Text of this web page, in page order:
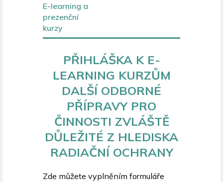
E-learning a
prezenční
kurzy
PŘIHLÁŠKA K E-
LEARNING KURZŮM
DALŠÍ ODBORNÉ
PŘÍPRAVY PRO
ČINNOSTI ZVLÁŠTĚ
DŮLEŽITÉ Z HLEDISKA
RADIAČNÍ OCHRANY
Zde můžete vyplněním formuláře